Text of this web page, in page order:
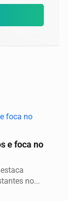
e foca no
no...